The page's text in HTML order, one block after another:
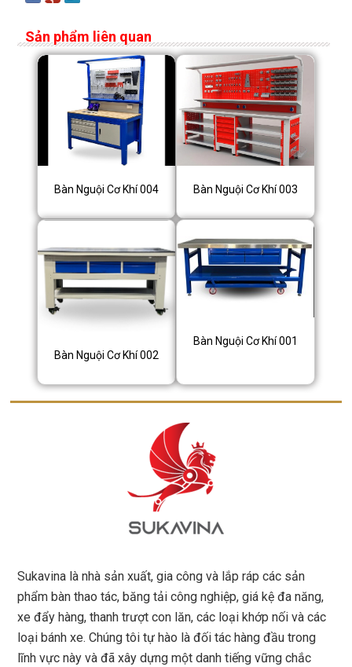
Sản phẩm liên quan
Bàn Nguội Cơ Khí 004 Bàn Nguội Cơ Khí 003
Bàn Nguội Cơ Khí 002
Bàn Nguội Cơ Khí 001
Sukavina là nhà sản xuất, gia công và lắp ráp các sản
phẩm bàn thao tác, băng tải công nghiệp, giá kệ đa năng,
xe đẩy hàng, thanh trượt con lăn, các loại khớp nối và các
loại bánh xe. Chúng tôi tự hào là đối tác hàng đầu trong
lĩnh vực này và đã xây dựng một danh tiếng vững chắc